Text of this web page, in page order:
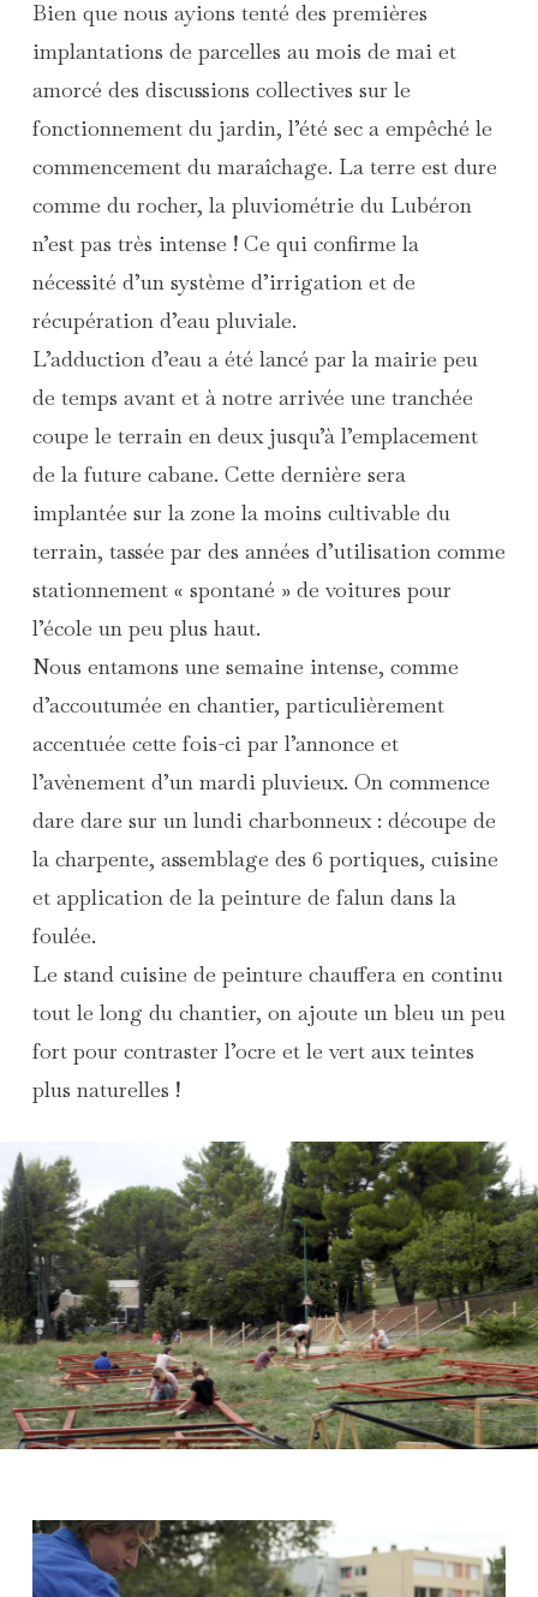
Bien que nous ayions tenté des premières
implantations de parcelles au mois de mai et
amorcé des discussions collectives sur le
fonctionnement du jardin, l’été sec a empêché le
commencement du maraîchage. La terre est dure
comme du rocher, la pluviométrie du Lubéron
n’est pas très intense ! Ce qui confirme la
nécessité d’un système d’irrigation et de
récupération d’eau pluviale.
L’adduction d’eau a été lancé par la mairie peu
de temps avant et à notre arrivée une tranchée
coupe le terrain en deux jusqu’à l’emplacement
de la future cabane. Cette dernière sera
implantée sur la zone la moins cultivable du
terrain, tassée par des années d’utilisation comme
stationnement « spontané » de voitures pour
l’école un peu plus haut.
Nous entamons une semaine intense, comme
d’accoutumée en chantier, particulièrement
accentuée cette fois-ci par l’annonce et
l’avènement d’un mardi pluvieux. On commence
dare dare sur un lundi charbonneux : découpe de
la charpente, assemblage des 6 portiques, cuisine
et application de la peinture de falun dans la
foulée.
Le stand cuisine de peinture chauffera en continu
tout le long du chantier, on ajoute un bleu un peu
fort pour contraster l’ocre et le vert aux teintes
plus naturelles !